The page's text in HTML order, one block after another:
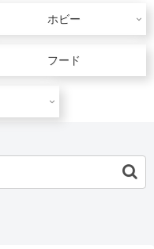
ホビー
フード